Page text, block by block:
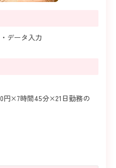
データ入力
円×7時間45分×21日勤務の